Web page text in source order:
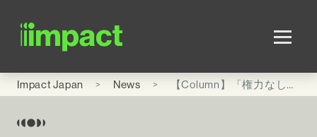
Impact Japan News 【Column】「権力なし、権限なし」で新たな取り組みを進めるには